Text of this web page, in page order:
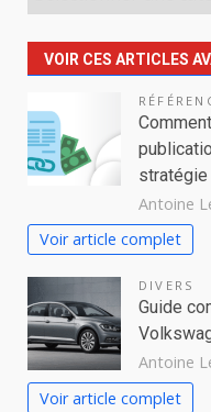
VOIR CES ARTICLES
stratégie
Antoine
Voir article complet
DIVERS
Guide
Antoine
Voir article complet